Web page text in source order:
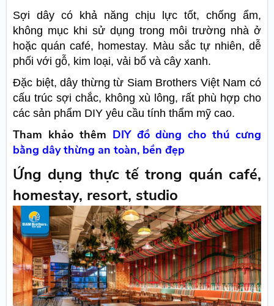
Sợi dây có khả năng chịu lực tốt, chống ẩm,
không mục khi sử dụng trong môi trường nhà ở
hoặc quán café, homestay. Màu sắc tự nhiên, dễ
phối với gỗ, kim loại, vải bố và cây xanh.
Đặc biệt, dây thừng từ Siam Brothers Việt Nam có
cấu trúc sợi chắc, không xù lông, rất phù hợp cho
các sản phẩm DIY yêu cầu tính thẩm mỹ cao.
Tham khảo thêm DIY đồ dùng cho thú cưng
bằng dây thừng an toàn, bền đẹp
Ứng dụng thực tế trong quán café,
homestay, resort, studio